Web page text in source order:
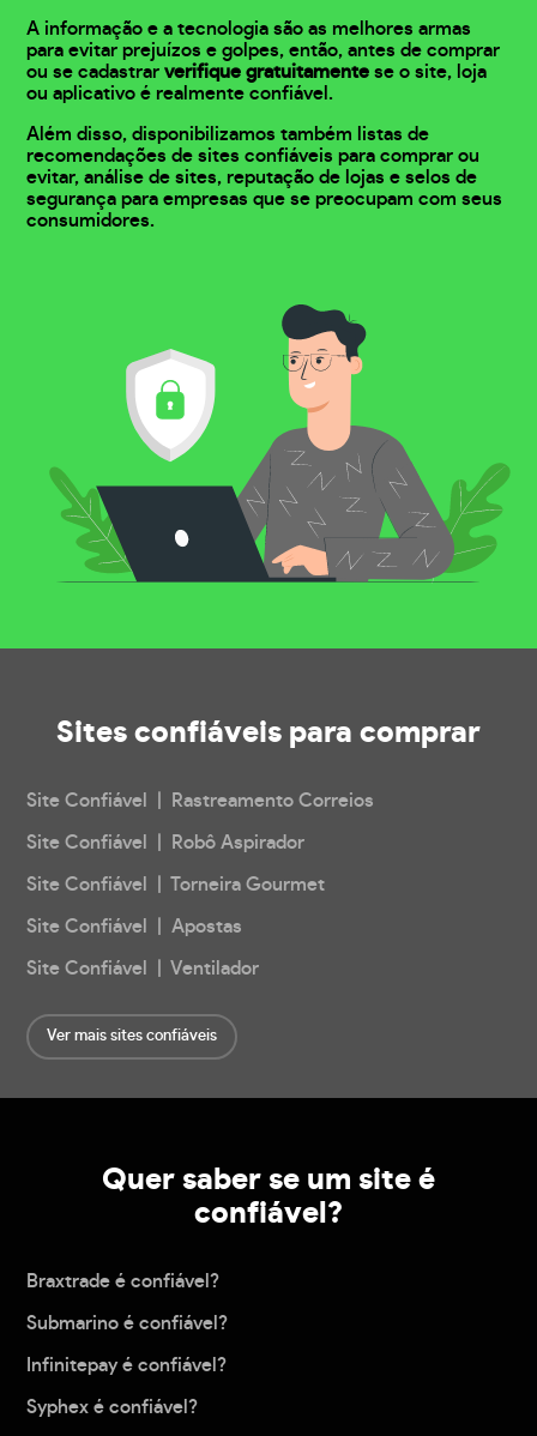
A informação e a tecnologia são as melhores armas
para evitar prejuízos e golpes, então, antes de comprar
ou se cadastrarverifique gratuitamente se o site, loja
ou aplicativo é realmente confiável.
Além disso, disponibilizamos também listas de
recomendações de sites confiáveis para comprar ou
evitar, análise de sites, reputação de lojas e selos de
segurança para empresas que se preocupam com seus
consumidores.
Sites confiáveis para comprar
Site Confiável | Rastreamento Correios
Site Confiável | Robô Aspirador
Site Confiável | Torneira Gourmet
Site Confiável | Apostas
Site Confiável | Ventilador
Ver mais sites confiáveis
Quer saber se um site é
confiável?
Braxtrade é confiável?
Submarino é confiável?
Infinitepay é confiável?
Syphex é confiável?